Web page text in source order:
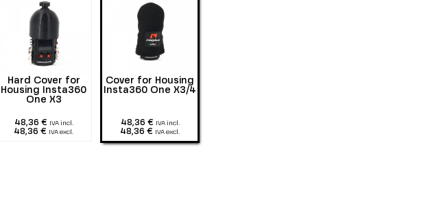
Hard Cover for
Housing Insta360
One X3
48,36 € IVA incl.
48,36 € IVA excl.
Cover for Housing
Insta360 One X3/4
48,36 € IVA incl.
48,36 € IVA excl.